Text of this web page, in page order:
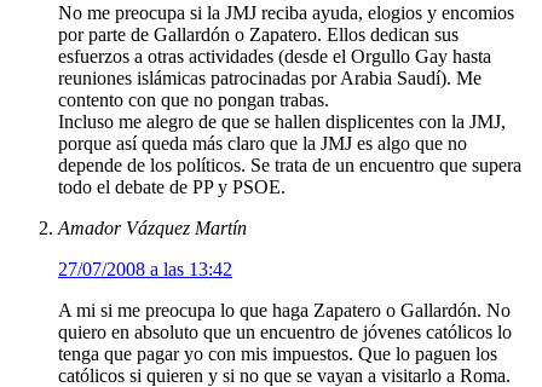
No me preocupa si la JMJ reciba ayuda, elogios y encomios
por parte de Gallardón o Zapatero. Ellos dedican sus
esfuerzos a otras actividades (desde el Orgullo Gay hasta
reuniones islámicas patrocinadas por Arabia Saudí). Me
contento con que no pongan trabas.
Incluso me alegro de que se hallen displicentes con la JMJ,
porque así queda más claro que la JMJ es algo que no
depende de los políticos. Se trata de un encuentro que supera
todo el debate de PP y PSOE.
Amador Vázquez Martín
27/07/2008 a las 13:42
A mi si me preocupa lo que haga Zapatero o Gallardón. No
quiero en absoluto que un encuentro de jóvenes católicos lo
tenga que pagar yo con mis impuestos. Que lo paguen los
católicos si quieren y si no que se vayan a visitarlo a Roma.